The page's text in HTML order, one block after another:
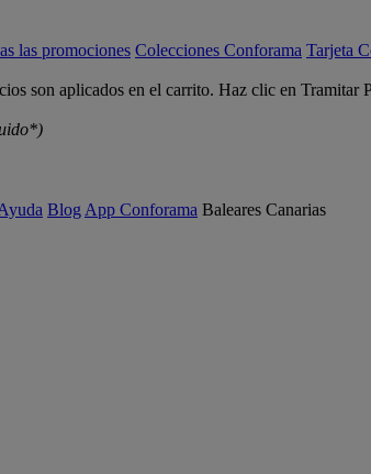
las promociones Colecciones Conforama Tarjeta
son aplicados en el carrito. Haz clic en Tramitar
Blog App Conforama Baleares Canarias